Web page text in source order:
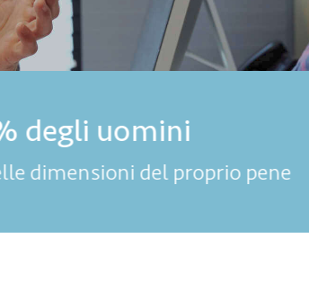
aumento di 2-3 cm
in lunghezza